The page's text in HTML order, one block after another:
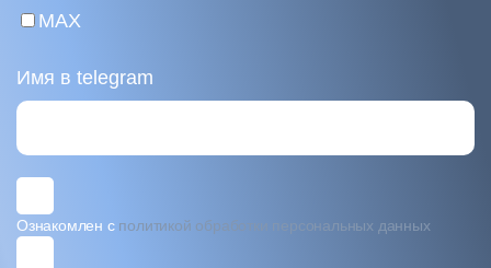
MAX
Имя в telegram
Ознакомлен с политикой обработки персональных данных